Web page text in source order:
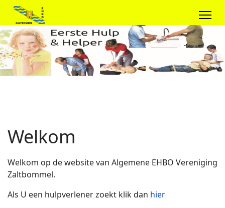
Welkom
Welkom op de website van Algemene EHBO Vereniging
Zaltbommel.
Als U een hulpverlener zoekt klik dan hier